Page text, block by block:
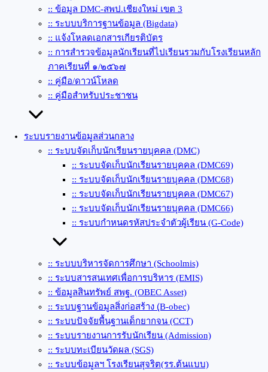
:: ข้อมูล DMC-สพป.เชียงใหม่ เขต 3
:: ระบบบริการฐานข้อมูล (Bigdata)
:: แจ้งโหลดเอกสารเกียรติบัตร
:: การสำรวจข้อมูลนักเรียนที่ไปเรียนรวมกับโรงเรียนหลัก
ภาคเรียนที่ ๑/๒๕๖๗
:: คู่มือ/ดาวน์โหลด
:: คู่มือสำหรับประชาชน
ระบบรายงานข้อมูลส่วนกลาง
:: ระบบจัดเก็บนักเรียนรายบุคคล (DMC)
:: ระบบจัดเก็บนักเรียนรายบุคคล (DMC69)
:: ระบบจัดเก็บนักเรียนรายบุคคล (DMC68)
:: ระบบจัดเก็บนักเรียนรายบุคคล (DMC67)
:: ระบบจัดเก็บนักเรียนรายบุคคล (DMC66)
:: ระบบกำหนดรหัสประจำตัวผู้เรียน (G-Code)
:: ระบบบริหารจัดการศึกษา (Schoolmis)
:: ระบบสารสนเทศเพื่อการบริหาร (EMIS)
:: ข้อมูลสินทรัพย์ สพฐ. (OBEC Asset)
:: ระบบฐานข้อมูลสิ่งก่อสร้าง (ฺB-obec)
:: ระบบปัจจัยพื้นฐานเด็กยากจน (CCT)
:: ระบบรายงานการรับนักเรียน (Admission)
:: ระบบทะเบียนวัดผล (SGS)
:: ระบบข้อมูลฯ โรงเรียนสุจริต(รร.ต้นแบบ)